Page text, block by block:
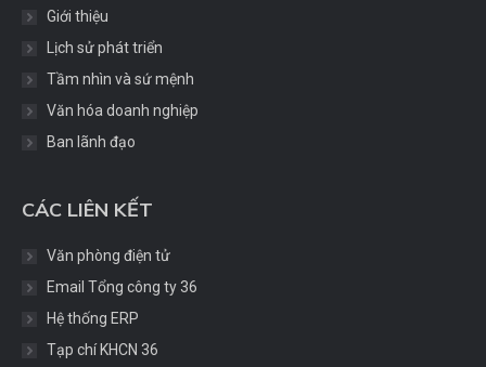
Giới thiệu
Lịch sử phát triển
Tầm nhìn và sứ mệnh
Văn hóa doanh nghiệp
Ban lãnh đạo
CÁC LIÊN KẾT
Văn phòng điện tử
Email Tổng công ty 36
Hệ thống ERP
Tạp chí KHCN 36